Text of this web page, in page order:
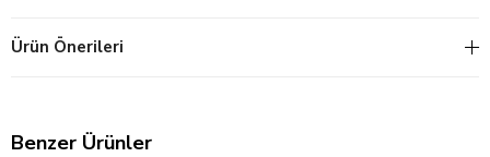
Ürün Önerileri
Benzer Ürünler